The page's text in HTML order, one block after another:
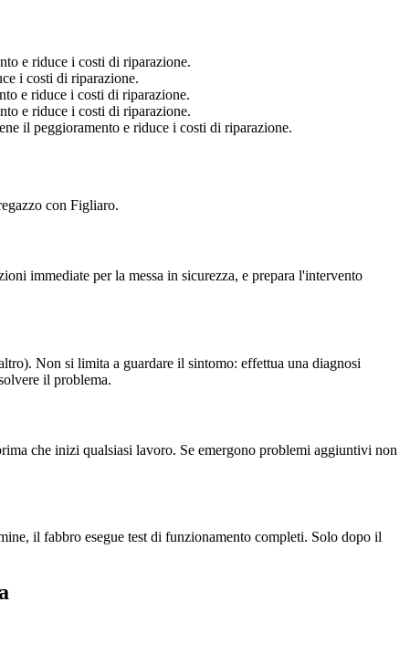
e riduce i costi di riparazione.
i costi di riparazione.
e riduce i costi di riparazione.
e riduce i costi di riparazione.
il peggioramento e riduce i costi di riparazione.
con Figliaro.
immediate per la messa in sicurezza, e prepara l'intervento
Non si limita a guardare il sintomo: effettua una diagnosi
il problema.
che inizi qualsiasi lavoro. Se emergono problemi aggiuntivi non
il fabbro esegue test di funzionamento completi. Solo dopo il